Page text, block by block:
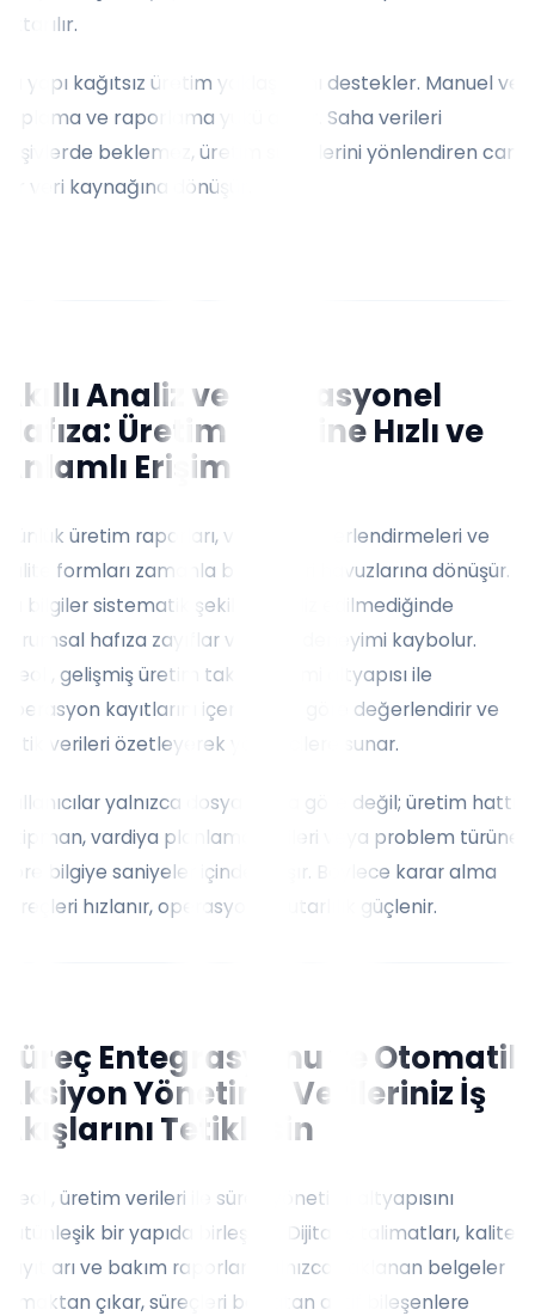
aktarılır.
Bu yapı kağıtsız üretim yaklaşımını destekler. Manuel veri
toplama ve raporlama yükü azalır. Saha verileri
arşivlerde beklemez, üretim süreçlerini yönlendiren canlı
bir veri kaynağına dönüşür.
Akıllı Analiz ve Operasyonel
Hafıza: Üretim Bilgisine Hızlı ve
Anlamlı Erişim
Günlük üretim raporları, vardiya değerlendirmeleri ve
kalite formları zamanla büyük veri havuzlarına dönüşür.
Bu bilgiler sistematik şekilde analiz edilmediğinde
kurumsal hafıza zayıflar ve saha deneyimi kaybolur.
Weoll, gelişmiş üretim takip sistemi altyapısı ile
operasyon kayıtlarını içeriklerine göre değerlendirir ve
kritik verileri özetleyerek yöneticilere sunar.
Kullanıcılar yalnızca dosya adına göre değil; üretim hattı,
ekipman, vardiya planlama verileri veya problem türüne
göre bilgiye saniyeler içinde ulaşır. Böylece karar alma
süreçleri hızlanır, operasyonel tutarlılık güçlenir.
Süreç Entegrasyonu ve Otomatik
Aksiyon Yönetimi: Verileriniz İş
Akışlarını Tetiklesin
Weoll, üretim verileri ile süreç yönetimi altyapısını
bütünleşik bir yapıda birleştirir. Dijital iş talimatları, kalite
kayıtları ve bakım raporları yalnızca saklanan belgeler
olmaktan çıkar, süreçleri başlatan aktif bileşenlere